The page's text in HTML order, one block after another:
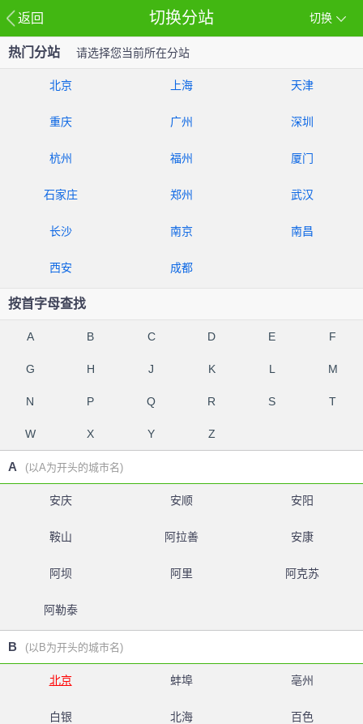
返回 切换
切换分站
热门分站 请选择您当前所在分站
北京 上海 天津
重庆 广州 深圳
杭州 福州 厦门
石家庄 郑州 武汉
长沙 南京 南昌
西安 成都
按首字母查找
A B C D E F
G H J K L M
N P Q R S T
W X Y Z
A (以A为开头的城市名)
安庆 安顺 安阳
鞍山 阿拉善 安康
阿坝 阿里 阿克苏
阿勒泰
B (以B为开头的城市名)
北京 蚌埠 亳州
白银 北海 百色